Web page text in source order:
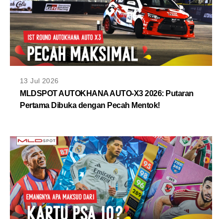
13 Jul 2026
MLDSPOT AUTOKHANA AUTO-X3 2026: Putaran
Pertama Dibuka dengan Pecah Mentok!